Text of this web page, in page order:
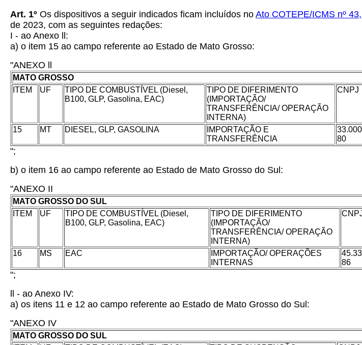
Art. 1º Os dispositivos a seguir indicados ficam incluídos no Ato COTEPE/ICMS nº
de 2023, com as seguintes redações:
I - ao Anexo ll:
a) o item 15 ao campo referente ao Estado de Mato Grosso:
"ANEXO ll
MATO GROSSO
ITEM
UF
TIPO DE COMBUSTÍVEL (Diesel,
B100, GLP, Gasolina, EAC)
TIPO DE DIFERIMENTO
(IMPORTAÇÃO/
TRANSFERÊNCIA/ OPERAÇÃO
INTERNA)
CNPJ
15 MT DIESEL, GLP, GASOLINA
IMPORTAÇÃO E
TRANSFERÊNCIA
80
";
b) o item 16 ao campo referente ao Estado de Mato Grosso do Sul:
"ANEXO II
MATO GROSSO DO SUL
ITEM
UF
TIPO DE COMBUSTÍVEL (Diesel,
B100, GLP, Gasolina, EAC)
TIPO DE DIFERIMENTO
(IMPORTAÇÃO/
TRANSFERÊNCIA/ OPERAÇÃO
INTERNA)
16 MS EAC
IMPORTAÇÃO/ OPERAÇÕES
INTERNAS
86
";
ll - ao Anexo IV:
a) os itens 11 e 12 ao campo referente ao Estado de Mato Grosso do Sul:
"ANEXO IV
MATO GROSSO DO SUL